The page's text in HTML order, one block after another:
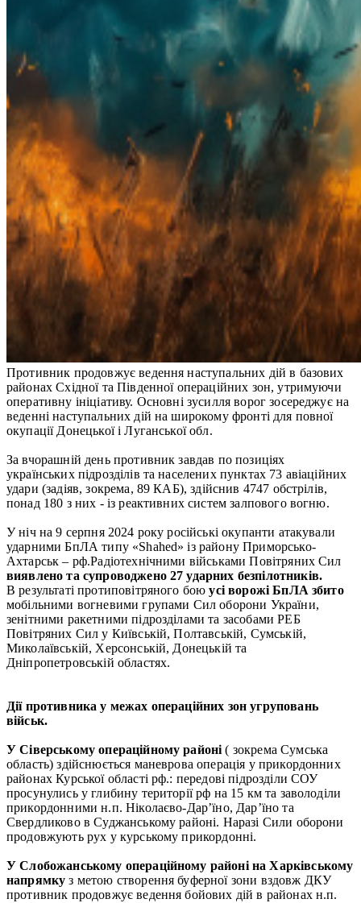
Противник продовжує ведення наступальних дій в базових
районах Східної та Південної операційних зон, утримуючи
оперативну ініціативу. Основні зусилля ворог зосереджує на
веденні наступальних дій на широкому фронті для повної
окупації Донецької і Луганської обл.
За вчорашній день противник завдав по позиціях
українських підрозділів та населених пунктах 73 авіаційних
удари (задіяв, зокрема, 89 КАБ), здійснив 4747 обстрілів,
понад 180 з них - із реактивних систем залпового вогню.
У ніч на 9 серпня 2024 року російські окупанти атакували
ударними БпЛА типу «Shahed» із району Приморсько-
Ахтарськ – рф.Радіотехнічними військами Повітряних Сил
виявлено та супроводжено 27 ударних безпілотників.
В результаті протиповітряного боюусі ворожі БпЛА збито
мобільними вогневими групами Сил оборони України,
зенітними ракетними підрозділами та засобами РЕБ
Повітряних Сил у Київській, Полтавській, Сумській,
Миколаївській, Херсонській, Донецькій та
Дніпропетровській областях.
Дії противника у межах операційних зон угруповань
військ.
У Сіверському операційному районі( зокрема Сумська
область) здійснюється маневрова операція у прикордонних
районах Курської області рф.: передові підрозділи СОУ
просунулись у глибину території рф на 15 км та заволоділи
прикордонними н.п. Ніколаєво-Дар’їно, Дар’їно та
Свердликово в Суджанському районі. Наразі Сили оборони
продовжують рух у курському прикордонні.
У Слобожанському операційному районі на Харківському
напрямку з метою створення буферної зони вздовж ДКУ
противник продовжує ведення бойових дій в районах н.п.